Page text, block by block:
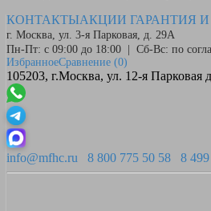
КОНТАКТЫАКЦИИ ГАРАНТИЯ
г. Москва, ул. 3-я Парковая, д. 29А
Пн-Пт: с 09:00 до 18:00 | Сб-Вс: по
ИзбранноеСравнение (0)
105203, г.Москва, ул. 12-я
info@mfhc.ru 8 800 775 50 58 8